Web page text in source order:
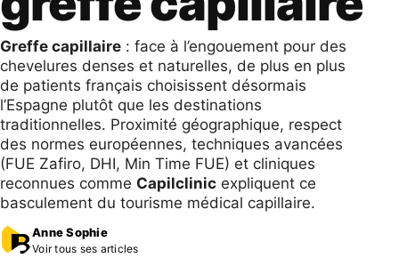
Greffe capillaire : face à l’engouement pour des
chevelures denses et naturelles, de plus en plus
de patients français choisissent désormais
l’Espagne plutôt que les destinations
traditionnelles. Proximité géographique, respect
des normes européennes, techniques avancées
(FUE Zafiro, DHI, Min Time FUE) et cliniques
reconnues comme Capilclinic expliquent ce
basculement du tourisme médical capillaire.
Anne Sophie
Voir tous ses articles